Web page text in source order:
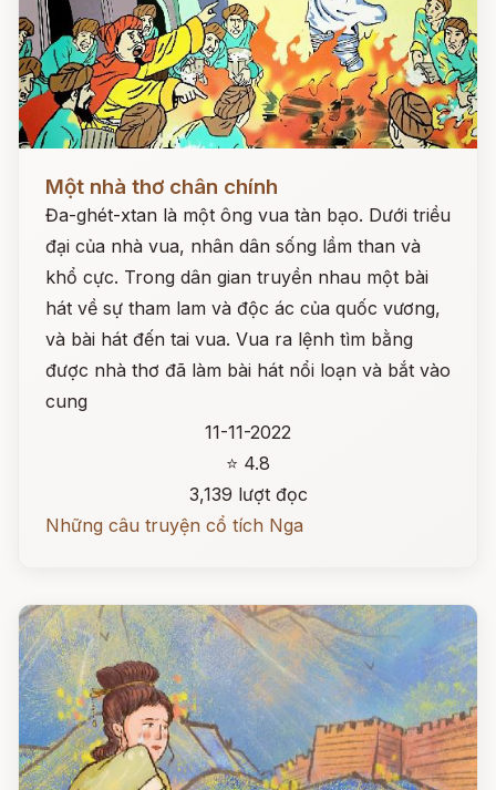
Một nhà thơ chân chính
Đa-ghét-xtan là một ông vua tàn bạo. Dưới triều
đại của nhà vua, nhân dân sống lầm than và
khổ cực. Trong dân gian truyền nhau một bài
hát về sự tham lam và độc ác của quốc vương,
và bài hát đến tai vua. Vua ra lệnh tìm bằng
được nhà thơ đã làm bài hát nổi loạn và bắt vào
cung
11-11-2022
⭐ 4.8
3,139 lượt đọc
Những câu truyện cổ tích Nga